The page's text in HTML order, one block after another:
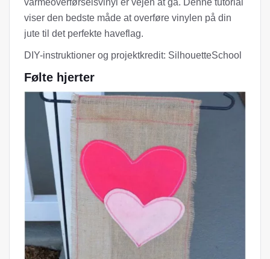
viser den bedste måde at overføre vinylen på din
jute til det perfekte haveflag.
DIY-instruktioner og projektkredit: SilhouetteSchool
Følte hjerter